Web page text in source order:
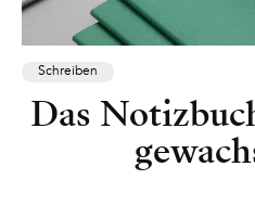
Schreiben
Das